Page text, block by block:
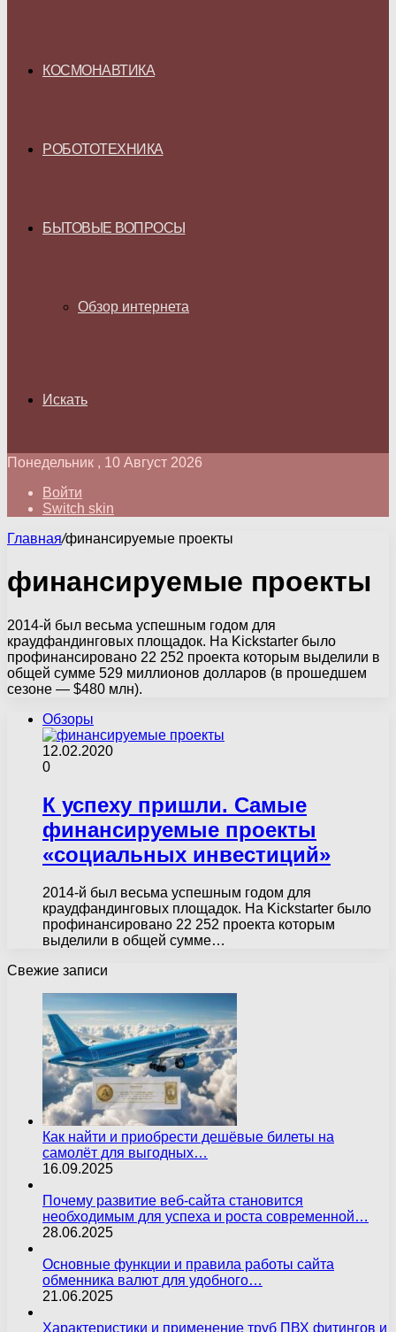
КОСМОНАВТИКА
РОБОТОТЕХНИКА
БЫТОВЫЕ ВОПРОСЫ
Обзор интернета
Искать
Понедельник , 10 Август 2026
Войти
Switch skin
Главная/финансируемые проекты
финансируемые проекты
2014-й был весьма успешным годом для
краудфандинговых площадок. На Kickstarter было
профинансировано 22 252 проекта которым выделили в
общей сумме 529 миллионов долларов (в прошедшем
сезоне — $480 млн).
Обзоры
12.02.2020
0
К успеху пришли. Самые
финансируемые проекты
«социальных инвестиций»
2014-й был весьма успешным годом для
краудфандинговых площадок. На Kickstarter было
профинансировано 22 252 проекта которым
выделили в общей сумме…
Свежие записи
Как найти и приобрести дешёвые билеты на
самолёт для выгодных…
16.09.2025
Почему развитие веб-сайта становится
необходимым для успеха и роста современной…
28.06.2025
Основные функции и правила работы сайта
обменника валют для удобного…
21.06.2025
Характеристики и применение труб ПВХ фитингов и